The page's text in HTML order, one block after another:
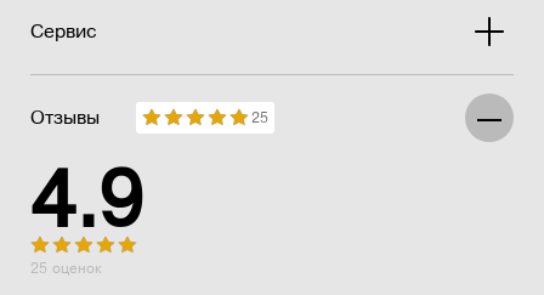
Сервис
Отзывы 25
4.9
25 оценок